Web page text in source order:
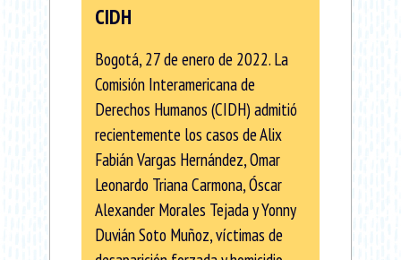
CIDH
Bogotá, 27 de enero de 2022. La
Comisión Interamericana de
Derechos Humanos (CIDH) admitió
recientemente los casos de Alix
Fabián Vargas Hernández, Omar
Leonardo Triana Carmona, Óscar
Alexander Morales Tejada y Yonny
Duvián Soto Muñoz, víctimas de